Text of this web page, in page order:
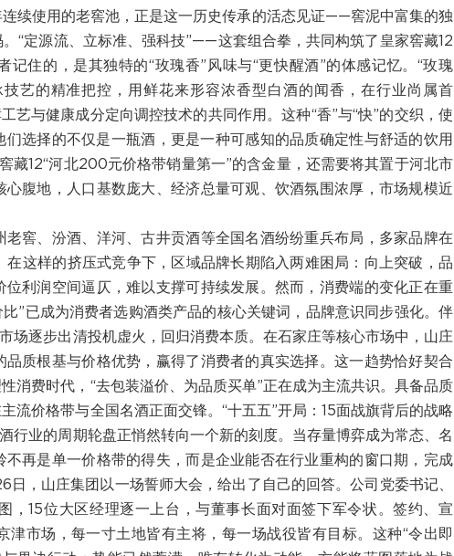
续使用的老窖池，正是这一历史传承的活态见证——窖泥中富集的独
“定源流、立标准、强科技”——这套组合拳，共同构筑了皇家窖藏12
住的，是其独特的“玫瑰香”风味与“更快醒酒”的体感记忆。“玫瑰
艺的精准把控，用鲜花来形容浓香型白酒的闻香，在行业尚属首
艺与健康成分定向调控技术的共同作用。这种“香”与“快”的交织，使
选择的不仅是一瓶酒，更是一种可感知的品质确定性与舒适的饮用
藏12“河北200元价格带销量第一”的含金量，还需要将其置于河北市
腹地，人口基数庞大、经济总量可观、饮酒氛围浓厚，市场规模近
窖、汾酒、洋河、古井贡酒等全国名酒纷纷重兵布局，多家品牌在
这样的挤压式竞争下，区域品牌长期陷入两难困局：向上突破，品
利润空间逼仄，难以支撑可持续发展。然而，消费端的变化正在重
”已成为消费者选购酒类产品的核心关键词，品牌意识同步强化。伴
场逐步出清投机虚火，回归消费本质。在石家庄等核心市场中，山庄
质根基与价格优势，赢得了消费者的真实选择。这一趋势恰好契合
消费时代，“去包装溢价、为品质买单”正在成为主流共识。具备品质
流价格带与全国名酒正面交锋。“十五五”开局：15面战旗背后的战略
行业的周期轮盘正悄然转向一个新的刻度。当存量博弈成为常态、名
再是单一价格带的得失，而是企业能否在行业重构的窗口期，完成
日，山庄集团以一场誓师大会，给出了自己的回答。公司党委书记、
，15位大区经理逐一上台，与董事长面对面签下军令状。签约、宣
市场，每一寸土地皆有主将，每一场战役皆有目标。这种“令出即